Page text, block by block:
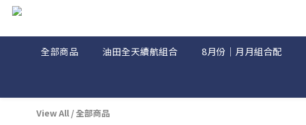
全部商品 油田全天續航組合 8月份｜月月組合配
View All /全部商品